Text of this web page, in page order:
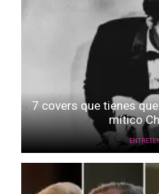
7 covers que tienes
mítico